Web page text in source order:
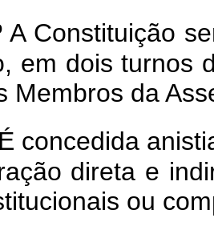
A Constituição
em dois turnos
Membros da
concedida
direta e
ou